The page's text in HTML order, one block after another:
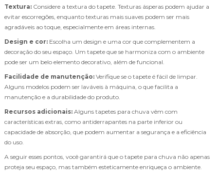
Textura: Considere a textura do tapete. Texturas ásperas podem ajudar a
evitar escorregões, enquanto texturas mais suaves podem ser mais
agradáveis ao toque, especialmente em áreas internas.
Design e cor: Escolha um design e uma cor que complementem a
decoração do seu espaço. Um tapete que se harmoniza com o ambiente
pode ser um belo elemento decorativo, além de funcional.
Facilidade de manutenção: Verifique se o tapete é fácil de limpar.
Alguns modelos podem ser laváveis à máquina, o que facilita a
manutenção e a durabilidade do produto.
Recursos adicionais: Alguns tapetes para chuva vêm com
características extras, como antiderrapantes na parte inferior ou
capacidade de absorção, que podem aumentar a segurança e a eficiência
do uso.
A seguir esses pontos, você garantirá que o tapete para chuva não apenas
proteja seu espaço, mas também esteticamente enriqueça o ambiente.